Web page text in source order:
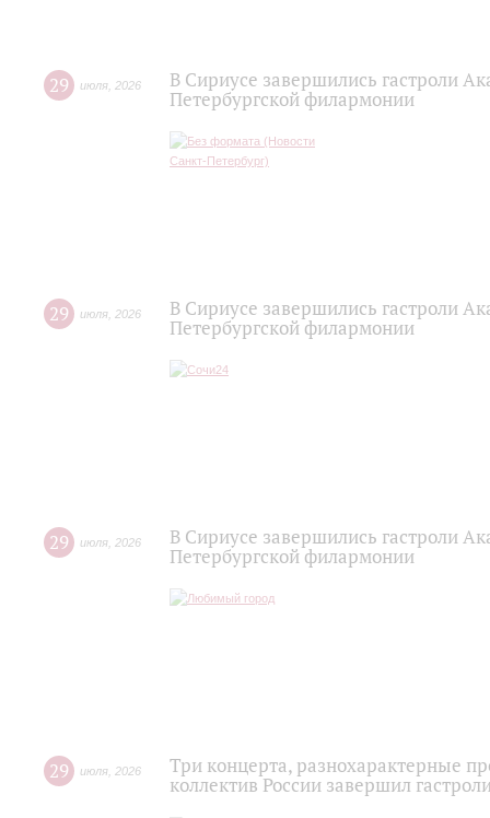
29 июля 2026
В Сириусе завершились гастроли
Петербургской филармонии
29 июля 2026
В Сириусе завершились гастроли
Петербургской филармонии
29 июля 2026
В Сириусе завершились гастроли
Петербургской филармонии
29 июля 2026
Три концерта, разнохарактерные
коллектив России завершил